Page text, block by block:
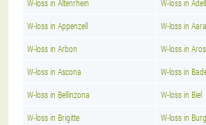
W-loss in Altenrhein W-loss in
W-loss in Appenzell W-loss in
W-loss in Arbon W-loss in
W-loss in Ascona W-loss in
W-loss in Bellinzona W-loss in Biel
W-loss in Brigitte W-loss in